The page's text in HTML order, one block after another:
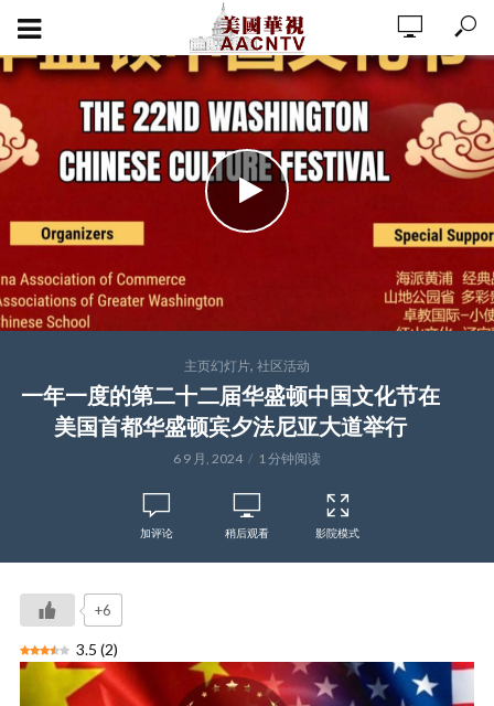
主页幻灯片, 社区活动
一年一度的第二十二届华盛顿中国文化节在
美国首都华盛顿宾夕法尼亚大道举行
6 9 月, 2024 1 分钟阅读
加评论 稍后观看 影院模式
+6
3.5 (2)